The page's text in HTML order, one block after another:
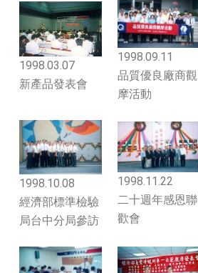
1998.03.07
新產品發表會
1998.09.11
品質優良廠商觀
摩活動
1998.10.08
經濟部標準檢驗
局台中分局參訪
1998.11.22
二十週年感恩聯
歡會